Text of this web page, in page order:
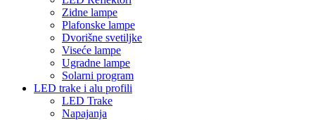
Zidne lampe
Plafonske lampe
Dvorišne svetiljke
Viseće lampe
Ugradne lampe
Solarni program
LED trake i alu profili
LED Trake
Napajanja